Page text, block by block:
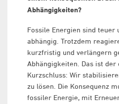
Abhängigkeiten?
Fossile Energien sind teuer
abhängig. Trotzdem
kurzfristig und verlängern
Abhängigkeiten. Das ist
Kurzschluss: Wir
zu lösen. Die Konsequenz
fossiler Energie, mit